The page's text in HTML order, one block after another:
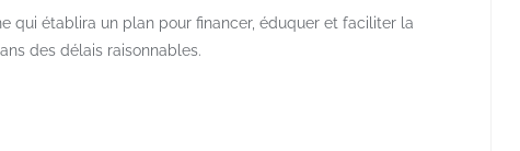
qui établira un plan pour financer, éduquer et faciliter la
des délais raisonnables.